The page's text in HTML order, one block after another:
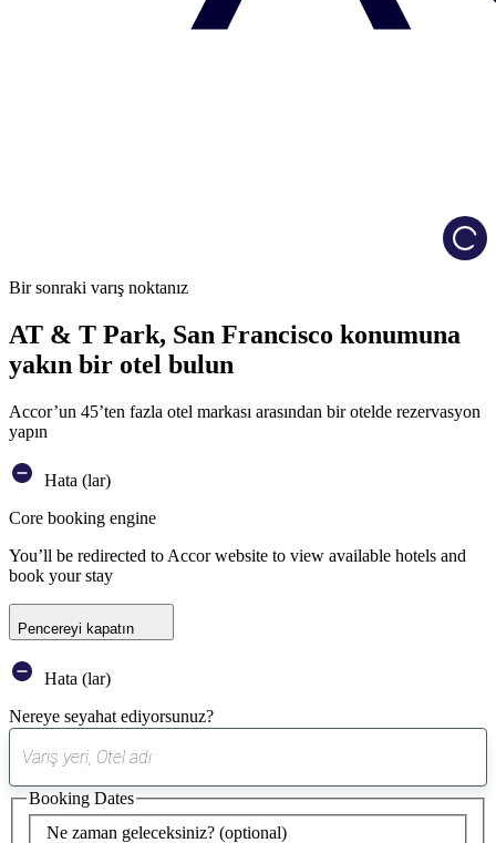
Bir sonraki varış noktanız
AT & T Park, San Francisco konumuna
yakın bir otel bulun
Accor’un 45’ten fazla otel markası arasından bir otelde rezervasyon
yapın
Hata (lar)
Core booking engine
You’ll be redirected to Accor website to view available hotels and
book your stay
Pencereyi kapatın
Hata (lar)
Nereye seyahat ediyorsunuz?
öneri
bulundu
Ne zaman geleceksiniz? (optional)
Booking Dates